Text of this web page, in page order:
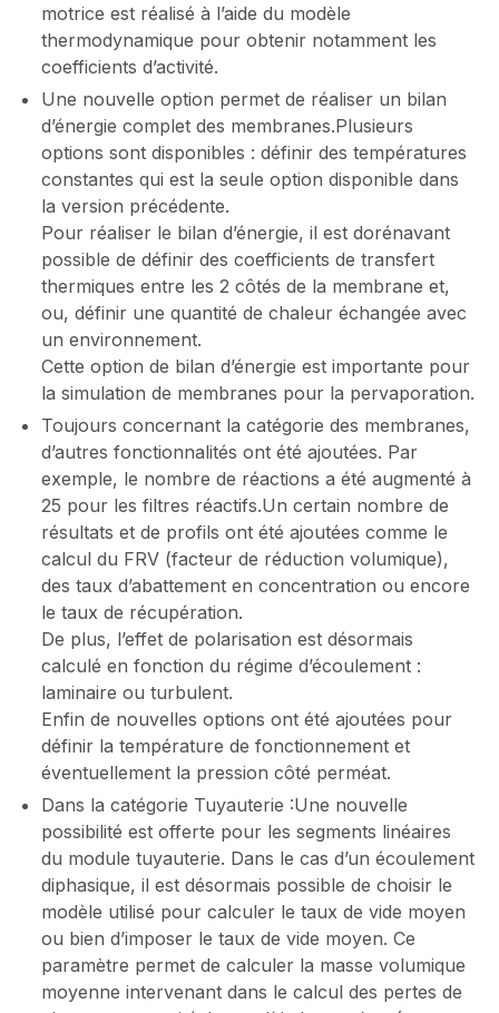
motrice est réalisé à l’aide du modèle
thermodynamique pour obtenir notamment les
coefficients d’activité.
Une nouvelle option permet de réaliser un bilan
d’énergie complet des membranes.Plusieurs
options sont disponibles : définir des températures
constantes qui est la seule option disponible dans
la version précédente.
Pour réaliser le bilan d’énergie, il est dorénavant
possible de définir des coefficients de transfert
thermiques entre les 2 côtés de la membrane et,
ou, définir une quantité de chaleur échangée avec
un environnement.
Cette option de bilan d’énergie est importante pour
la simulation de membranes pour la pervaporation.
Toujours concernant la catégorie des membranes,
d’autres fonctionnalités ont été ajoutées. Par
exemple, le nombre de réactions a été augmenté à
25 pour les filtres réactifs.Un certain nombre de
résultats et de profils ont été ajoutées comme le
calcul du FRV (facteur de réduction volumique),
des taux d’abattement en concentration ou encore
le taux de récupération.
De plus, l’effet de polarisation est désormais
calculé en fonction du régime d’écoulement :
laminaire ou turbulent.
Enfin de nouvelles options ont été ajoutées pour
définir la température de fonctionnement et
éventuellement la pression côté perméat.
Dans la catégorie Tuyauterie :Une nouvelle
possibilité est offerte pour les segments linéaires
du module tuyauterie. Dans le cas d’un écoulement
diphasique, il est désormais possible de choisir le
modèle utilisé pour calculer le taux de vide moyen
ou bien d’imposer le taux de vide moyen. Ce
paramètre permet de calculer la masse volumique
moyenne intervenant dans le calcul des pertes de